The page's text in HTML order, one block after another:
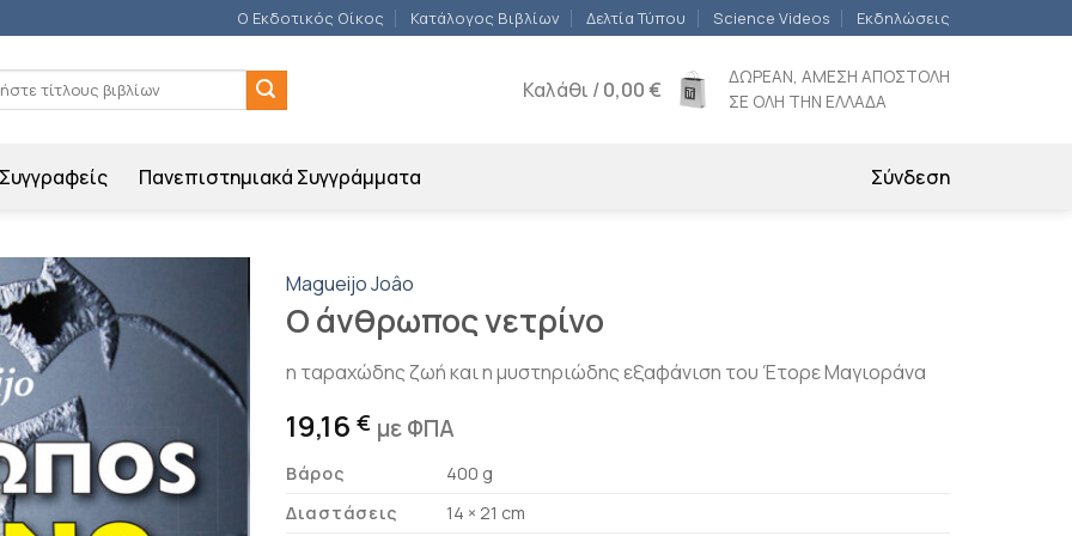
Ο Εκδοτικός Οίκος Κατάλογος Βιβλίων Δελτία Τύπου Science Videos Εκδηλώσεις
Καλάθι /0,00€
ΔΩΡΕΑΝ, ΑΜΕΣΗ ΑΠΟΣΤΟΛΗ
ΣΕ ΟΛΗ ΤΗΝ ΕΛΛΑΔΑ
Συγγραφείς Πανεπιστημιακά Συγγράμματα Σύνδεση
Προσθήκη
βιβλίου
στη λίστα
επιθυμιών
Magueijo Joâo
Ο άνθρωπος νετρίνο
η ταραχώδης ζωή και η μυστηριώδης εξαφάνιση του Έτορε Μαγιοράνα
19,16 € με ΦΠΑ
Βάρος
400 g
Διαστάσεις
14 × 21 cm